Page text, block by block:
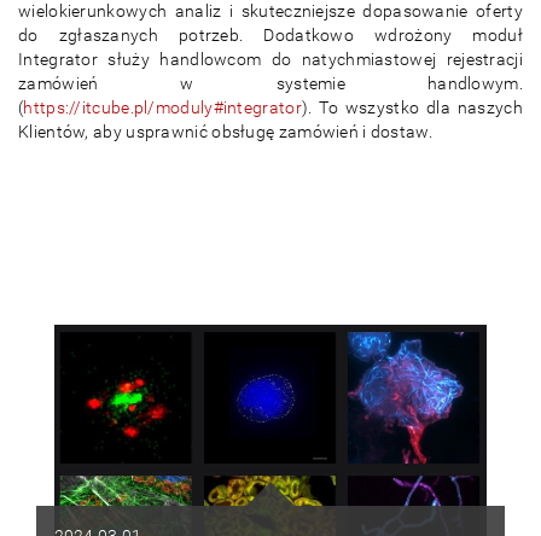
wielokierunkowych analiz i skuteczniejsze dopasowanie oferty
do zgłaszanych potrzeb. Dodatkowo wdrożony moduł
Integrator służy handlowcom do natychmiastowej rejestracji
zamówień w systemie handlowym.
(https://itcube.pl/moduly#integrator). To wszystko dla naszych
Klientów, aby usprawnić obsługę zamówień i dostaw.